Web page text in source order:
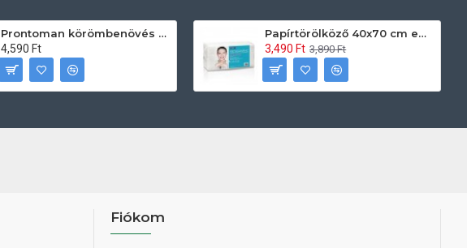
Prontoman körömbenövés kezelő gél tamponáláshoz 20 ml
4,590 Ft
Papírtörölköző 40x70 cm egyszerhasználatos 60db/csomag
3,490 Ft 3,890 Ft
Fiókom